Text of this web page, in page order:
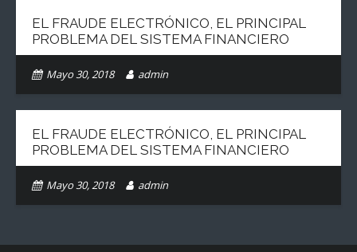
EL FRAUDE ELECTRÓNICO, EL PRINCIPAL
PROBLEMA DEL SISTEMA FINANCIERO
Mayo 30, 2018 admin
EL FRAUDE ELECTRÓNICO, EL PRINCIPAL
PROBLEMA DEL SISTEMA FINANCIERO
Mayo 30, 2018 admin